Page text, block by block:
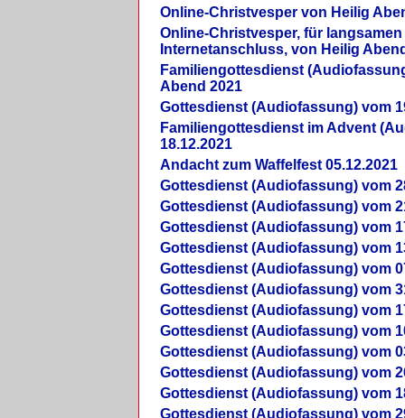
Online-Christvesper von Heilig
Online-Christvesper, für langsamen
Internetanschluss, von Heilig
Familiengottesdienst
Abend 2021
Gottesdienst (Audiofassung) vom
Familiengottesdienst im Advent
18.12.2021
Andacht zum Waffelfest 05.12.2021
Gottesdienst (Audiofassung) vom
Gottesdienst (Audiofassung) vom
Gottesdienst (Audiofassung) vom
Gottesdienst (Audiofassung) vom
Gottesdienst (Audiofassung) vom
Gottesdienst (Audiofassung) vom
Gottesdienst (Audiofassung) vom
Gottesdienst (Audiofassung) vom
Gottesdienst (Audiofassung) vom
Gottesdienst (Audiofassung) vom
Gottesdienst (Audiofassung) vom
Gottesdienst (Audiofassung) vom